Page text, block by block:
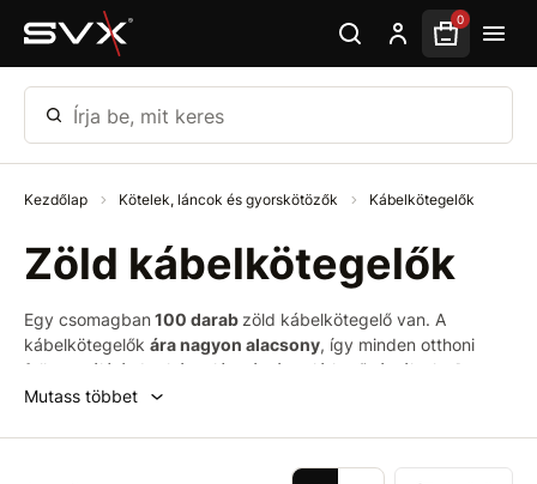
Ugrás az oldal fő részéhez 0
Írja be, mit keres
Kezdőlap Kötelek, láncok és gyorskötözők Kábelkötegelők
Zöld kábelkötegelők
Egy csomagban100 darab zöld kábelkötegelő van. A
kábelkötegelők ára nagyon alacsony, így minden otthoni
felhasználó és barkácsoló számára elérhetővé válnak.
A
műanyag kábelkötegelőnek ferde vége van a könnyebb
csövekáltalánoskötegeléséreésrögzítésére-
. Minden termékünket anemzetközi
Mutass többet